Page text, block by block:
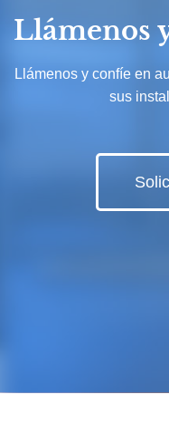
Llámenos
Llámenos y confíe en
sus